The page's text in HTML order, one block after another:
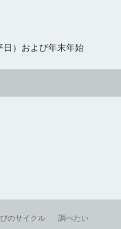
日）および年末年始
のサイクル 調べたい